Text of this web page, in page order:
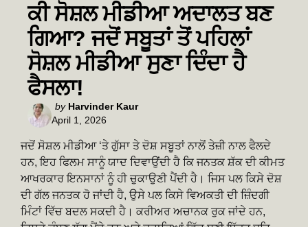
ਕੀ ਸੋਸ਼ਲ ਮੀਡੀਆ ਅਦਾਲਤ ਬਣ
ਗਿਆ? ਜਦੋਂ ਸਬੂਤਾਂ ਤੋਂ ਪਹਿਲਾਂ
ਸੋਸ਼ਲ ਮੀਡੀਆ ਸੁਣਾ ਦਿੰਦਾ ਹੈ
ਫੈਸਲਾ!
Posted
by
by Harvinder Kaur
April 1, 2026
ਜਦੋਂ ਸੋਸ਼ਲ ਮੀਡੀਆ ‘ਤੇ ਗੁੱਸਾ ਤੇ ਦੋਸ਼ ਸਬੂਤਾਂ ਨਾਲੋਂ ਤੇਜ਼ੀ ਨਾਲ ਫੈਲਦੇ
ਹਨ, ਇਹ ਫਿਲਮ ਸਾਨੂੰ ਯਾਦ ਦਿਵਾਉਂਦੀ ਹੈ ਕਿ ਜਨਤਕ ਸ਼ੱਕ ਦੀ ਕੀਮਤ
ਆਖਰਕਾਰ ਇਨਸਾਨਾਂ ਨੂੰ ਹੀ ਚੁਕਾਉਣੀ ਪੈਂਦੀ ਹੈ। ਜਿਸ ਪਲ ਕਿਸੇ ਦੋਸ਼
ਦੀ ਗੱਲ ਜਨਤਕ ਹੋ ਜਾਂਦੀ ਹੈ, ਉਸੇ ਪਲ ਕਿਸੇ ਵਿਅਕਤੀ ਦੀ ਜ਼ਿੰਦਗੀ
ਮਿੰਟਾਂ ਵਿੱਚ ਬਦਲ ਸਕਦੀ ਹੈ। ਕਰੀਅਰ ਅਚਾਨਕ ਰੁਕ ਜਾਂਦੇ ਹਨ,